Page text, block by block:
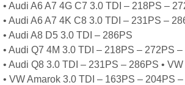
• Audi A6 A7 4G C7 3.0 TDI – 218PS –
• Audi A6 A7 4K C8 3.0 TDI – 231PS –
• Audi A8 D5 3.0 TDI – 286PS
• Audi Q7 4M 3.0 TDI – 218PS – 272PS
• Audi Q8 3.0 TDI – 231PS – 286PS •
• VW Amarok 3.0 TDI – 163PS – 204PS